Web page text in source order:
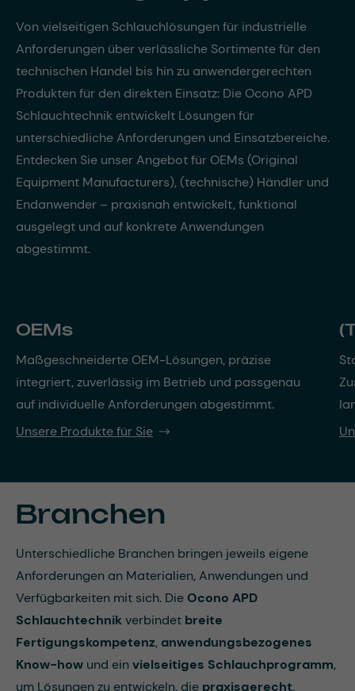
Von vielseitigen Schlauchlösungen für industrielle
Anforderungen über verlässliche Sortimente für den
technischen Handel bis hin zu anwendergerechten
Produkten für den direkten Einsatz: Die Ocono APD
Schlauchtechnik entwickelt Lösungen für
unterschiedliche Anforderungen und Einsatzbereiche.
Entdecken Sie unser Angebot für OEMs (Original
Equipment Manufacturers), (technische) Händler und
Endanwender – praxisnah entwickelt, funktional
ausgelegt und auf konkrete Anwendungen
abgestimmt.
OEMs
Maßgeschneiderte OEM-Lösungen, präzise
integriert, zuverlässig im Betrieb und passgenau
auf individuelle Anforderungen abgestimmt.
Unsere Produkte für Sie
Branchen
Unterschiedliche Branchen bringen jeweils eigene
Anforderungen an Materialien, Anwendungen und
Verfügbarkeiten mit sich. DieOcono APD
Schlauchtechnikverbindet breite
Fertigungskompetenz, anwendungsbezogenes
Know-how und einvielseitiges Schlauchprogramm,
um Lösungen zu entwickeln, die praxisgerecht,